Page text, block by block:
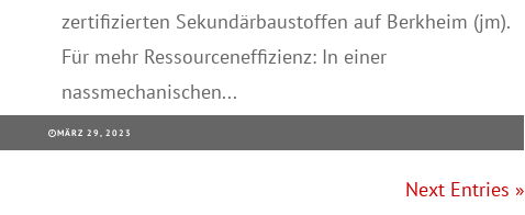
zertifizierten Sekundärbaustoffen auf Berkheim (jm).
Für mehr Ressourceneffizienz: In einer
nassmechanischen...
MÄRZ 29, 2023
Next Entries »